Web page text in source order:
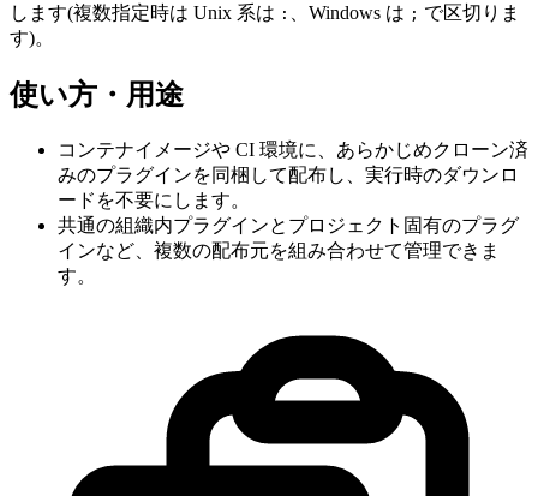
します(複数指定時は Unix 系は : 、Windows は ; で区切りま
す)。
使い方・用途
コンテナイメージや CI 環境に、あらかじめクローン済
みのプラグインを同梱して配布し、実行時のダウンロ
ードを不要にします。
共通の組織内プラグインとプロジェクト固有のプラグ
インなど、複数の配布元を組み合わせて管理できま
す。